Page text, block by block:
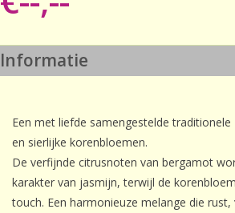
Informatie
Een met liefde samengestelde
en sierlijke korenbloemen.
De verfijnde citrusnoten van bergamot
karakter van jasmijn, terwijl de
touch. Een harmonieuze melange die